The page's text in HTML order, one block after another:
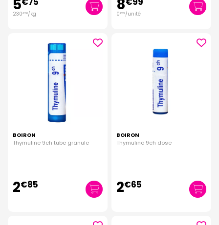
5
230€00/kg 8
0€22/unité
BOIRON
Thymuline 9ch tube granule
2€85
BOIRON
Thymuline 9ch dose
2€65